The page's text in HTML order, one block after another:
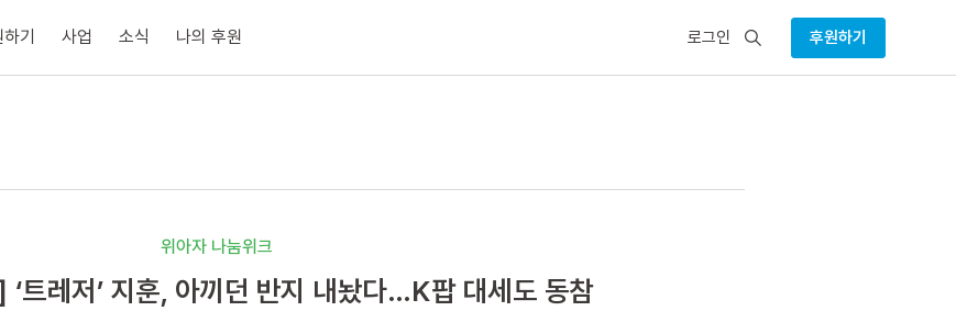
기 사업 소식 나의 후원 로그인
검
후원하기
위아자 나눔위크
트레저’ 지훈, 아끼던 반지 내놨다…K팝 대세도 동참